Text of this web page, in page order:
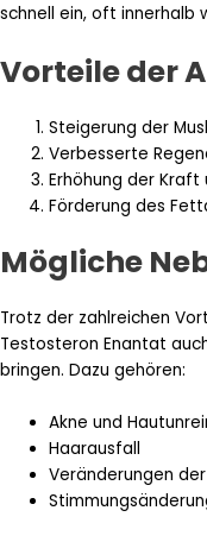
schnell ein, oft innerhalb
Vorteile der
Steigerung der
Verbesserte
Erhöhung der Kraft
Förderung des
Mögliche
Trotz der zahlreichen
Testosteron Enantat
bringen. Dazu gehören:
Akne und
Haarausfall
Veränderungen